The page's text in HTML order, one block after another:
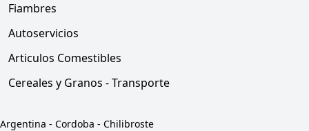
Fiambres
Autoservicios
Articulos Comestibles
Cereales y Granos - Transporte
Argentina - Cordoba - Chilibroste